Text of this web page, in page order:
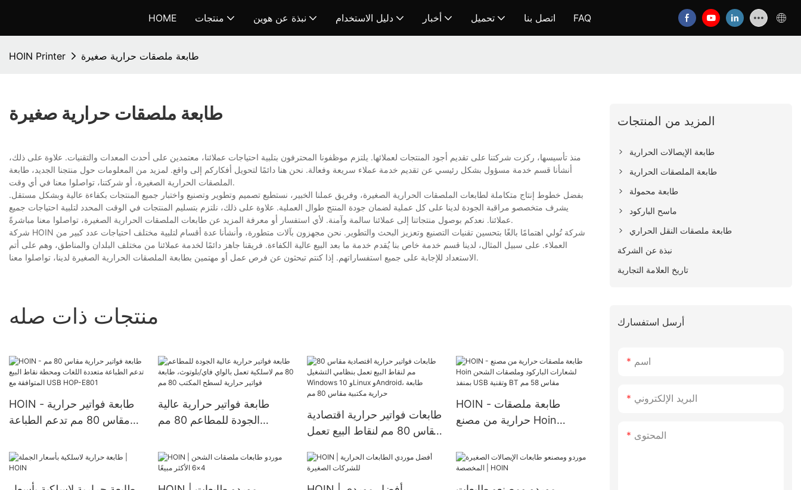
HOME منتجات نبذة عن هوين دليل الاستخدام أخبار تحميل اتصل بنا FAQ
HOIN Printer طابعة ملصقات حرارية صغيرة
طابعة ملصقات حرارية صغيرة
منذ تأسيسها، ركزت شركتنا على تقديم أجود المنتجات لعملائها. يلتزم موظفونا المحترفون بتلبية احتياجات عملائنا، معتمدين على أحدث المعدات والتقنيات. علاوة على ذلك،
أنشأنا قسم خدمة مسؤول بشكل رئيسي عن تقديم خدمة عملاء سريعة وفعالة. نحن هنا دائمًا لتحويل أفكاركم إلى واقع. لمزيد من المعلومات حول منتجنا الجديد، طابعة
الملصقات الحرارية الصغيرة، أو شركتنا، تواصلوا معنا في أي وقت.
بفضل خطوط إنتاج متكاملة لطابعات الملصقات الحرارية الصغيرة، وفريق عملنا الخبير، نستطيع تصميم وتطوير وتصنيع واختبار جميع المنتجات بكفاءة عالية وبشكل مستقل.
يشرف متخصصو مراقبة الجودة لدينا على كل عملية لضمان جودة المنتج طوال العملية. علاوة على ذلك، نلتزم بتسليم المنتجات في الوقت المحدد لتلبية احتياجات جميع
عملائنا. نعدكم بوصول منتجاتنا إلى عملائنا سالمة وآمنة. لأي استفسار أو معرفة المزيد عن طابعات الملصقات الحرارية الصغيرة، تواصلوا معنا مباشرةً.
شركة HOIN شركة تُولي اهتمامًا بالغًا بتحسين تقنيات التصنيع وتعزيز البحث والتطوير. نحن مجهزون بآلات متطورة، وأنشأنا عدة أقسام لتلبية مختلف احتياجات عدد كبير من
العملاء. على سبيل المثال، لدينا قسم خدمة خاص بنا يُقدم خدمة ما بعد البيع عالية الكفاءة. فريقنا جاهز دائمًا لخدمة عملائنا من مختلف البلدان والمناطق، وهم على أتم
الاستعداد للإجابة على جميع استفساراتهم. إذا كنتم تبحثون عن فرص عمل أو مهتمين بطابعة الملصقات الحرارية الصغيرة لدينا، تواصلوا معنا.
منتجات ذات صله
HOIN - طابعة فواتير حرارية
مقاس 80 مم تدعم الطباعة
البيع المتوافقة مع USB HOP-
E801
طابعة فواتير حرارية عالية
الجودة للمطاعم 80 مم
بلوتوث، طابعة فواتير حرارية
لسطح المكتب 80 مم
طابعات فواتير حرارية اقتصادية
مقاس 80 مم لنقاط البيع تعمل
وLinux وAndroid، طابعة
حرارية مكتبية مقاس 80 مم
HOIN - طابعة ملصقات
حرارية من مصنع Hoin
الشحن بمنفذ USB وتقنية BT
مقاس 58 مم
المزيد من المنتجات
طابعة الإيصالات الحرارية
طابعة الملصقات الحرارية
طابعة محمولة
ماسح الباركود
طابعة ملصقات النقل الحراري
نبذة عن الشركة
تاريخ العلامة التجارية
أرسل استفسارك
اسم
البريد الإلكتروني
المحتوى